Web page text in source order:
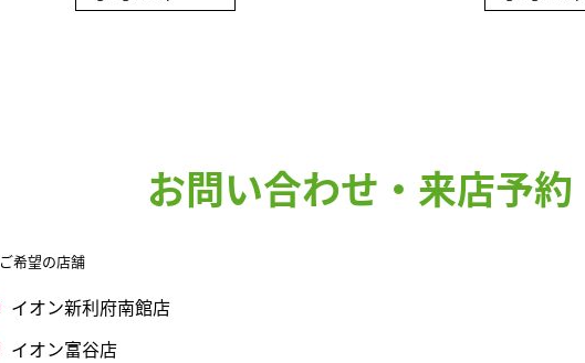
お問い合わせ・来店予約
ご希望の店舗
イオン新利府南館店
イオン富谷店